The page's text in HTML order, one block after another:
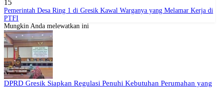
15
Pemerintah Desa Ring 1 di Gresik Kawal Warganya yang Melamar Kerja di
PTFI
Mungkin Anda melewatkan ini
DPRD Gresik Siapkan Regulasi Penuhi Kebutuhan Perumahan yang